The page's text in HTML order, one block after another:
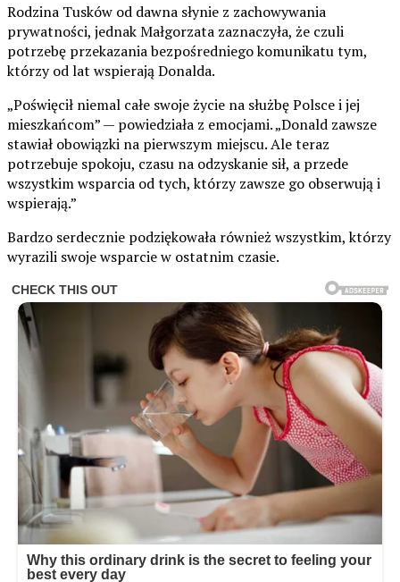
Rodzina Tusków od dawna słynie z zachowywania
prywatności, jednak Małgorzata zaznaczyła, że czuli
potrzebę przekazania bezpośredniego komunikatu tym,
którzy od lat wspierają Donalda.
„Poświęcił niemal całe swoje życie na służbę Polsce i jej
mieszkańcom” — powiedziała z emocjami. „Donald zawsze
stawiał obowiązki na pierwszym miejscu. Ale teraz
potrzebuje spokoju, czasu na odzyskanie sił, a przede
wszystkim wsparcia od tych, którzy zawsze go obserwują i
wspierają.”
Bardzo serdecznie podziękowała również wszystkim, którzy
wyrazili swoje wsparcie w ostatnim czasie.